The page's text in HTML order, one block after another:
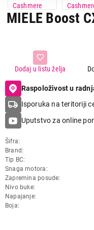
MIELE Boost
Dodaj u listu želja
Raspoloživost u
Isporuka na teritoriji
Uputstvo za online
Šifra
Brand
Tip BC
Snaga motora
Zapremina posude
Nivo buke
Napajanje
Boja